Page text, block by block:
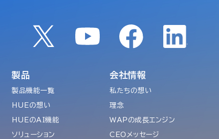
製品
製品機能一覧
HUEの想い
HUEのAI機能
ソリューション
会社情報
私たちの想い
理念
WAPの成長エンジン
CEOメッセージ